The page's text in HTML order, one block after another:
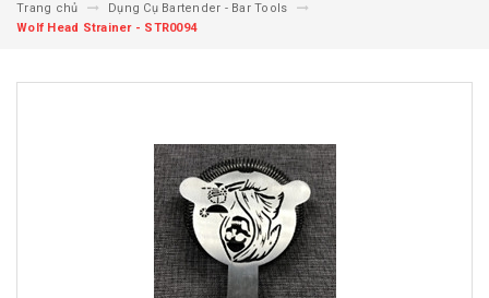
Trang chủ
Dụng Cụ Bartender - Bar Tools
Wolf Head Strainer - STR0094